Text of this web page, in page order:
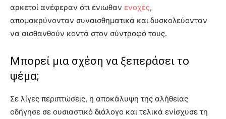
αρκετοί ανέφεραν ότι ένιωθαν ενοχές,
απομακρύνονταν συναισθηματικά και δυσκολεύονταν
να αισθανθούν κοντά στον σύντροφό τους.
Μπορεί μια σχέση να ξεπεράσει το
ψέμα;
Σε λίγες περιπτώσεις, η αποκάλυψη της αλήθειας
οδήγησε σε ουσιαστικό διάλογο και τελικά ενίσχυσε τη